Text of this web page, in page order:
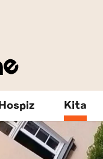
Hospiz Kita